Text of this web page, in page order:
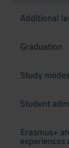
Additional
Graduation
Study
Student
Erasmus+
experiences